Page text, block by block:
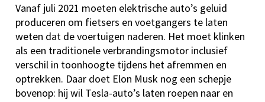
Vanaf juli 2021 moeten elektrische auto’s geluid
produceren om fietsers en voetgangers te laten
weten dat de voertuigen naderen. Het moet klinken
als een traditionele verbrandingsmotor inclusief
verschil in toonhoogte tijdens het afremmen en
optrekken. Daar doet Elon Musk nog een schepje
bovenop: hij wil Tesla-auto’s laten roepen naar en